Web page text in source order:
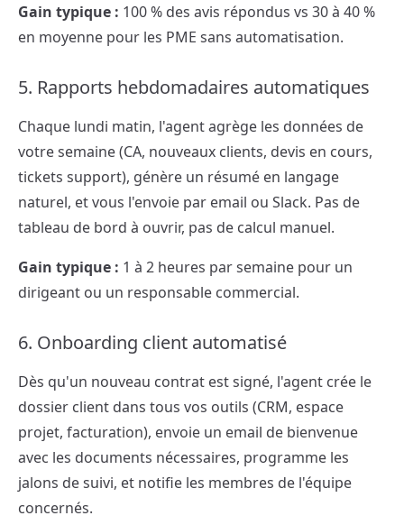
Gain typique : 100 % des avis répondus vs 30 à 40 %
en moyenne pour les PME sans automatisation.
5. Rapports hebdomadaires automatiques
Chaque lundi matin, l'agent agrège les données de
votre semaine (CA, nouveaux clients, devis en cours,
tickets support), génère un résumé en langage
naturel, et vous l'envoie par email ou Slack. Pas de
tableau de bord à ouvrir, pas de calcul manuel.
Gain typique : 1 à 2 heures par semaine pour un
dirigeant ou un responsable commercial.
6. Onboarding client automatisé
Dès qu'un nouveau contrat est signé, l'agent crée le
dossier client dans tous vos outils (CRM, espace
projet, facturation), envoie un email de bienvenue
avec les documents nécessaires, programme les
jalons de suivi, et notifie les membres de l'équipe
concernés.